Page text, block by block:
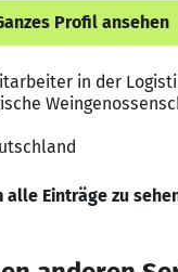
Profil ansehen
in der
alle Einträge zu